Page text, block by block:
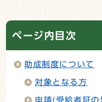
ページ内目次
助成制度について
対象となる方
申請(受給者証